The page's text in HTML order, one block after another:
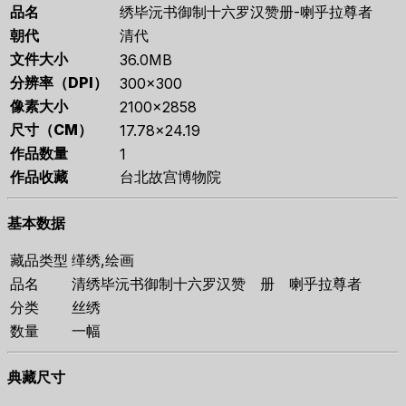
品名
绣毕沅书御制十六罗汉赞册-喇乎拉尊者
朝代
清代
文件大小
36.0MB
分辨率（DPI）
300×300
像素大小
2100×2858
尺寸（CM）
17.78×24.19
作品数量
1
作品收藏
台北故宫博物院
基本数据
藏品类型 缂绣,绘画
品名
清绣毕沅书御制十六罗汉赞 册 喇乎拉尊者
分类
丝绣
数量
一幅
典藏尺寸